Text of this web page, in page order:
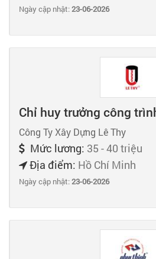
Ngày cập nhật:23-06-2026
Chỉ huy trưởng công
Công Ty Xây Dựng Lê Thy
Mức lương: 35 - 40 triệu
Địa điểm: Hồ Chí Minh
Ngày cập nhật:23-06-2026